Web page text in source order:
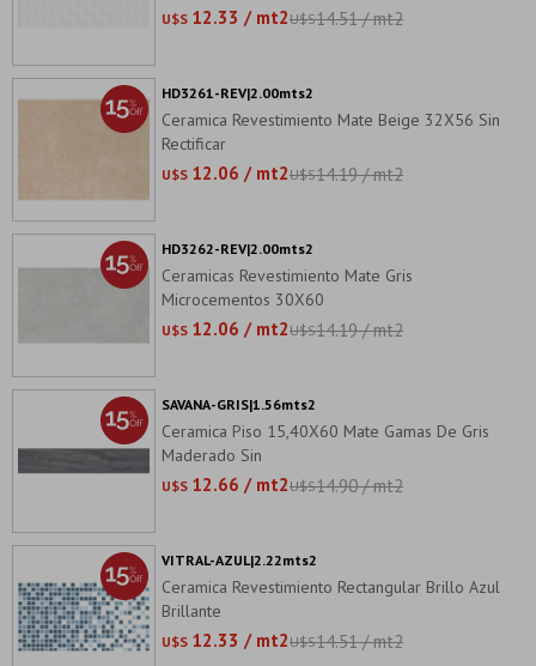
U$S 12.33 / mt2U$S14.51 / mt2
Ceramica Revestimiento Mate Beige 32X56 Sin
Rectificar
U$S 12.06 / mt2U$S14.19 / mt2
HD3261-REV|2.00mts2
Ceramicas Revestimiento Mate Gris
Microcementos 30X60
U$S 12.06 / mt2U$S14.19 / mt2
HD3262-REV|2.00mts2
Ceramica Piso 15,40X60 Mate Gamas De Gris
Maderado Sin
U$S 12.66 / mt2U$S14.90 / mt2
SAVANA-GRIS|1.56mts2
Ceramica Revestimiento Rectangular Brillo Azul
Brillante
U$S 12.33 / mt2U$S14.51 / mt2
VITRAL-AZUL|2.22mts2